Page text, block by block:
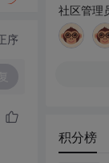
序
社区管理
积分榜